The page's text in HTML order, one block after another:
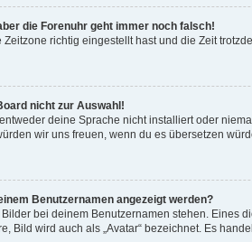
die Forenuhr geht immer noch falsch!
richtig eingestellt hast und die Zeit
nicht zur Auswahl!
deine Sprache nicht installiert oder
wir uns freuen, wenn du es übersetzen
Benutzernamen angezeigt werden?
bei deinem Benutzernamen stehen. Eines
Bild wird auch als „Avatar“ bezeichnet. Es